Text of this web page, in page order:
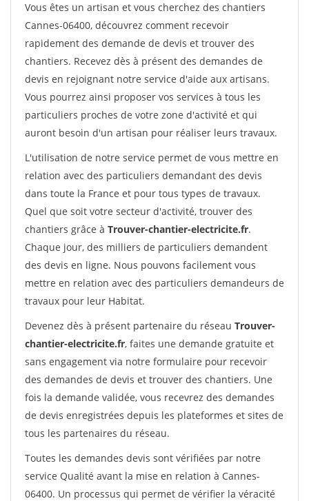
Vous êtes un artisan et vous cherchez des chantiers
Cannes-06400, découvrez comment recevoir
rapidement des demande de devis et trouver des
chantiers. Recevez dès à présent des demandes de
devis en rejoignant notre service d'aide aux artisans.
Vous pourrez ainsi proposer vos services à tous les
particuliers proches de votre zone d'activité et qui
auront besoin d'un artisan pour réaliser leurs travaux.
L'utilisation de notre service permet de vous mettre en
relation avec des particuliers demandant des devis
dans toute la France et pour tous types de travaux.
Quel que soit votre secteur d'activité, trouver des
chantiers grâce à Trouver-chantier-electricite.fr.
Chaque jour, des milliers de particuliers demandent
des devis en ligne. Nous pouvons facilement vous
mettre en relation avec des particuliers demandeurs de
travaux pour leur Habitat.
Devenez dès à présent partenaire du réseau Trouver-
chantier-electricite.fr, faites une demande gratuite et
sans engagement via notre formulaire pour recevoir
des demandes de devis et trouver des chantiers. Une
fois la demande validée, vous recevrez des demandes
de devis enregistrées depuis les plateformes et sites de
tous les partenaires du réseau.
Toutes les demandes devis sont vérifiées par notre
service Qualité avant la mise en relation à Cannes-
06400. Un processus qui permet de vérifier la véracité